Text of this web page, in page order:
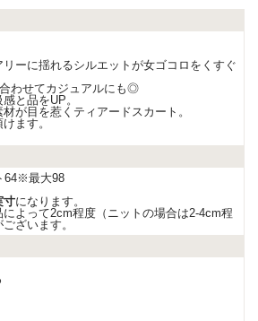
ーに揺れるシルエットが女ゴコロをくすぐ
わせてカジュアルにも◎
と品をUP。
が目を惹くティアードスカート。
ます。
64※最大98
寸になります。
よって2cm程度（ニットの場合は2-4cm程
ざいます。